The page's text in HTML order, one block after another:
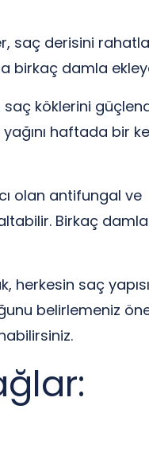
saç derisini
birkaç damla
köklerini
haftada bir
olan antifungal ve
Birkaç
saç
belirlemeniz